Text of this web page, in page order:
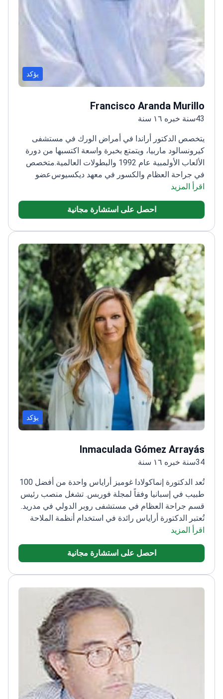
43سنة خبره ١٦ سنة
يتخصص الدكتور أراندا في أمراض الورك في مستشفى
كيرونسالود ماربيا، ويتمتع بخبرة واسعة اكتسبها من دورة
الألعاب الأولمبية عام 1992 والبطولات العالمية.
متخصص
في جراحة العظام والكسور في معهد ديكسيوسعضو
الجمعية الإسبانية لجراحة الورك (Secca)
يركز على أمراض
الورك والقدم
اقرأ المزيد
يؤكد
34سنة خبره ١٦ سنة
طبيب في إسبانيا وفقاً لمجلة فوربس. تشغل منصب رئيس
قسم جراحة العظام في مستشفى روبر الدولي في مدريد.
تُعتبر الدكتورة أراياس رائدة في استخدام أنظمة الملاحة
لإجراء جراحات دقيقة لاستبدال المفاصل. وهي متخصصة
في الإجراءات طفيفة التوغل للورك والركبة وبروتوكولات
جراحات استبدال الورك والركبة.تُجري عمليات تنظير
المعقدة والمراجعات الجراحية.عضو دولي في الأكاديمية
الأمريكية لجراحي العظام.تشارك في التجارب السريرية
للوقاية من الانصمام الخثاري الوريدي بعد جراحات
اقرأ المزيد